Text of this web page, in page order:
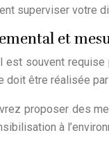
superviser votre
et
est souvent
être réalisée
proposer des
à